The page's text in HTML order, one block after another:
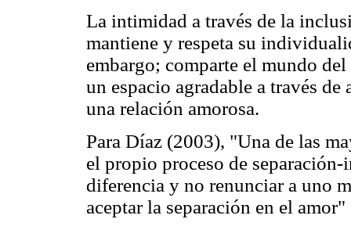
La intimidad a través de la
mantiene y respeta su
embargo; comparte el mundo
un espacio agradable a través
una relación amorosa.
Para Díaz (2003), "Una de las
el propio proceso de
diferencia y no renunciar a uno
aceptar la separación en el